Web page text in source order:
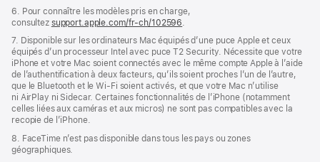
6. Pour connaître les modèles pris en charge,
consultez support.apple.com/fr-ch/102596
7. Disponible sur les ordinateurs Mac équipés d’une puce Apple et ceux
équipés d’un processeur Intel avec puce T2 Security. Nécessite que votre
iPhone et votre Mac soient connectés avec le même compte Apple à l’aide
de l’authentification à deux facteurs, qu’ils soient proches l’un de l’autre,
que le Bluetooth et le Wi-Fi soient activés, et que votre Mac n’utilise
ni AirPlay ni Sidecar. Certaines fonctionnalités de l’iPhone (notamment
celles liées aux caméras et aux micros) ne sont pas compatibles avec la
recopie de l’iPhone.
8. FaceTime n’est pas disponible dans tous les pays ou zones
géographiques.